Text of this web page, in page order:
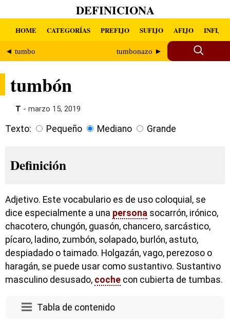
DEFINICIONA
HOME CATEGORÍAS PREFIJO SUFIJO AFIJO INFIJO
◄ tumbo tumbonazo ►
tumbón
T - marzo 15, 2019
Texto: Pequeño Mediano Grande
Definición
Adjetivo. Este vocabulario es de uso coloquial, se
dice especialmente a una persona socarrón, irónico,
chacotero, chungón, guasón, chancero, sarcástico,
pícaro, ladino, zumbón, solapado, burlón, astuto,
despiadado o taimado. Holgazán, vago, perezoso o
haragán, se puede usar como sustantivo. Sustantivo
masculino desusado, coche con cubierta de tumbas.
Tabla de contenido